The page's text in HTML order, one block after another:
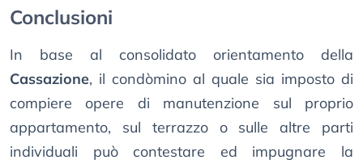
Conclusioni
In base al consolidato orientamento della
Cassazione, il condòmino al quale sia imposto di
compiere opere di manutenzione sul proprio
appartamento, sul terrazzo o sulle altre parti
individuali può contestare ed impugnare la